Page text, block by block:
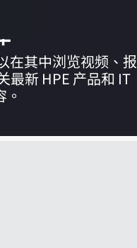
是空的
在其中浏览视频、报
最新 HPE 产品和 IT